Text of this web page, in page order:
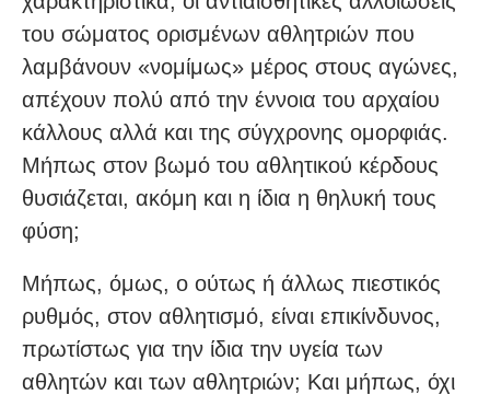
του σώματος ορισμένων αθλητριών που
λαμβάνουν «νομίμως» μέρος στους αγώνες,
απέχουν πολύ από την έννοια του αρχαίου
κάλλους αλλά και της σύγχρονης ομορφιάς.
Μήπως στον βωμό του αθλητικού κέρδους
θυσιάζεται, ακόμη και η ίδια η θηλυκή τους
φύση;
Μήπως, όμως, ο ούτως ή άλλως πιεστικός
ρυθμός, στον αθλητισμό, είναι επικίνδυνος,
πρωτίστως για την ίδια την υγεία των
αθλητών και των αθλητριών; Και μήπως, όχι